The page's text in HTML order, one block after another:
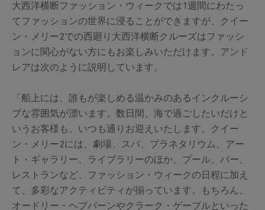
大西洋横断ファッション・ウィークでは1週間にわたっ
てファッションの世界に浸ることができますが、クイー
ン・メリー2での西廻り大西洋横断クルーズはファッシ
ョンに関心がない方にもお楽しみいただけます。アンド
レアは次のように説明しています。
「船上には、誰もが楽しめる温かみのあるインクルーシ
ブな雰囲気が漂います。数日間、海で過ごしたいだけと
いうお客様も、いつも通りお迎えいたします。クイー
ン・メリー2には、劇場、スパ、プラネタリウム、アー
ト・ギャラリー、ライブラリーのほか、プール、バー、
レストランなど、ファッション・ウィークの日程に加え
て、多彩なアクティビティが揃っています。もちろん、
オードリー・ヘプバーンやクラーク・ゲーブルといった